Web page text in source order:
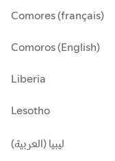
Comores (français)
Comoros (English)
Liberia
Lesotho
ليبيا (العربية)